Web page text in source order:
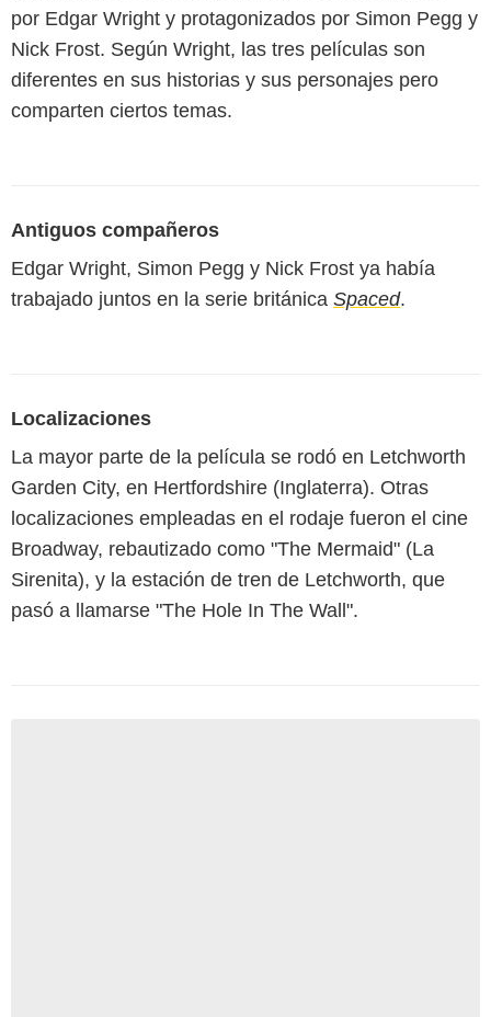
por Edgar Wright y protagonizados por Simon Pegg y
Nick Frost. Según Wright, las tres películas son
diferentes en sus historias y sus personajes pero
comparten ciertos temas.
Antiguos compañeros
Edgar Wright, Simon Pegg y Nick Frost ya había
trabajado juntos en la serie británica Spaced.
Localizaciones
La mayor parte de la película se rodó en Letchworth
Garden City, en Hertfordshire (Inglaterra). Otras
localizaciones empleadas en el rodaje fueron el cine
Broadway, rebautizado como "The Mermaid" (La
Sirenita), y la estación de tren de Letchworth, que
pasó a llamarse "The Hole In The Wall".